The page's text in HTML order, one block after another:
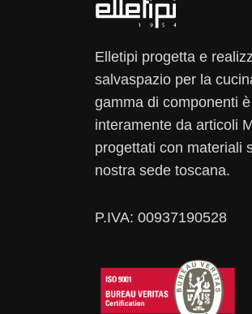
Elletipi progetta e
salvaspazio per la
gamma di componenti
interamente da articoli
progettati con materiali
nostra sede toscana.
P.IVA: 00937190528